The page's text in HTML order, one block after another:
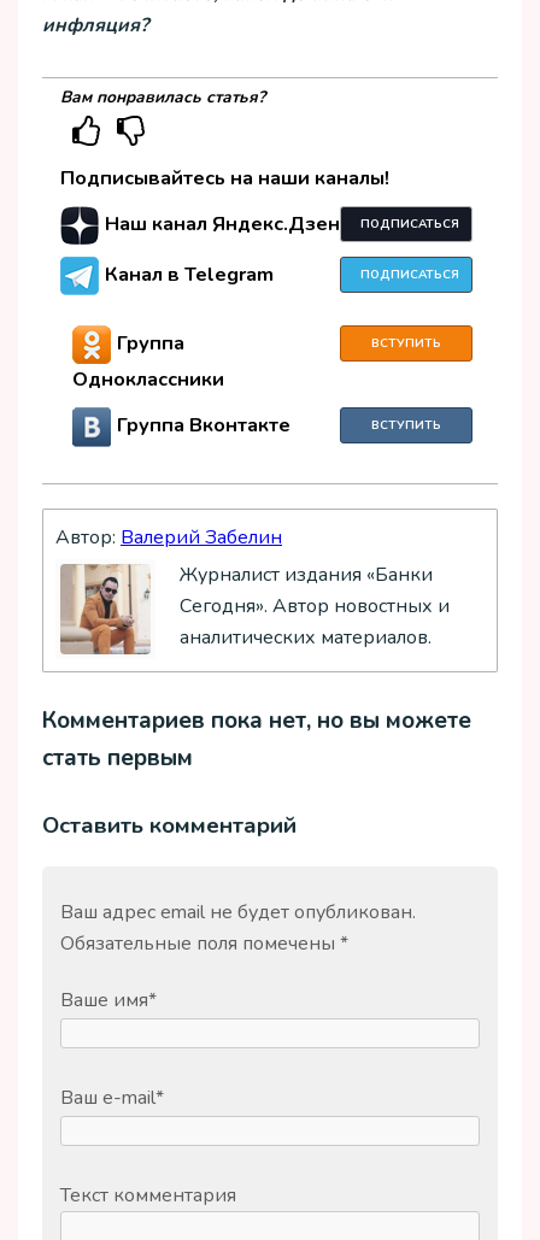
инфляция?
Вам понравилась статья?
Подписывайтесь на наши каналы!
Наш канал Яндекс.Дзен
ПОДПИСАТЬСЯ
Канал в Telegram ПОДПИСАТЬСЯ
Группа
Одноклассники
ВСТУПИТЬ
Группа Вконтакте ВСТУПИТЬ
Автор: Валерий Забелин
Журналист издания «Банки
Сегодня». Автор новостных и
аналитических материалов.
Комментариев пока нет, но вы можете
стать первым
Оставить комментарий
Ваш адрес email не будет опубликован.
Обязательные поля помечены *
Ваше имя*
Ваш e-mail*
Текст комментария